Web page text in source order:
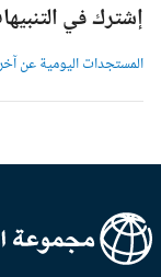
إشترك في التنبيهات
المستجدات اليومية عن آخر